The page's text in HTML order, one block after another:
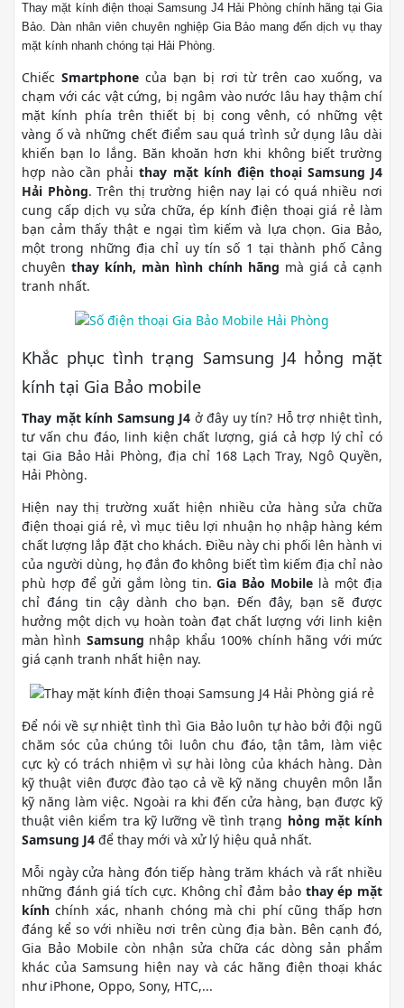
Thay mặt kính điện thoại Samsung J4 Hải Phòng chính hãng tại Gia
Bảo. Dàn nhân viên chuyên nghiệp Gia Bảo mang đến dịch vụ thay
mặt kính nhanh chóng tại Hải Phòng.
Chiếc Smartphonecủa bạn bị rơi từ trên cao xuống, va
chạm với các vật cứng, bị ngâm vào nước lâu hay thậm chí
mặt kính phía trên thiết bị bị cong vênh, có những vệt
vàng ố và những chết điểm sau quá trình sử dụng lâu dài
khiến bạn lo lắng. Băn khoăn hơn khi không biết trường
hợp nào cần phảithay mặt kính điện thoại Samsung J4
Hải Phòng. Trên thị trường hiện nay lại có quá nhiều nơi
cung cấp dịch vụ sửa chữa, ép kính điện thoại giá rẻ làm
bạn cảm thấy thật e ngại tìm kiếm và lựa chọn. Gia Bảo,
một trong những địa chỉ uy tín số 1 tại thành phố Cảng
chuyên thay kính, màn hình chính hãng mà giá cả cạnh
tranh nhất.
Khắc phục tình trạng Samsung J4 hỏng mặt
kính tại Gia Bảo mobile
Thay mặt kính Samsung J4 ở đây uy tín? Hỗ trợ nhiệt tình,
tư vấn chu đáo, linh kiện chất lượng, giá cả hợp lý chỉ có
tại Gia Bảo Hải Phòng, địa chỉ 168 Lạch Tray, Ngô Quyền,
Hải Phòng.
Hiện nay thị trường xuất hiện nhiều cửa hàng sửa chữa
điện thoại giá rẻ, vì mục tiêu lợi nhuận họ nhập hàng kém
chất lượng lắp đặt cho khách. Điều này chi phối lên hành vi
của người dùng, họ đắn đo không biết tìm kiếm địa chỉ nào
phù hợp để gửi gắm lòng tin.Gia Bảo Mobile là một địa
chỉ đáng tin cậy dành cho bạn. Đến đây, bạn sẽ được
hưởng một dịch vụ hoàn toàn đạt chất lượng với linh kiện
màn hình Samsung nhập khẩu 100% chính hãng với mức
giá cạnh tranh nhất hiện nay.
Để nói về sự nhiệt tình thì Gia Bảo luôn tự hào bởi đội ngũ
chăm sóc của chúng tôi luôn chu đáo, tận tâm, làm việc
cực kỳ có trách nhiệm vì sự hài lòng của khách hàng. Dàn
kỹ thuật viên được đào tạo cả về kỹ năng chuyên môn lẫn
kỹ năng làm việc. Ngoài ra khi đến cửa hàng, bạn được kỹ
thuật viên kiểm tra kỹ lưỡng về tình trạng hỏng mặt kính
Samsung J4 để thay mới và xử lý hiệu quả nhất.
Mỗi ngày cửa hàng đón tiếp hàng trăm khách và rất nhiều
những đánh giá tích cực. Không chỉ đảm bảo thay ép mặt
kínhchính xác, nhanh chóng mà chi phí cũng thấp hơn
đáng kể so với nhiều nơi trên cùng địa bàn. Bên cạnh đó,
Gia Bảo Mobile còn nhận sửa chữa các dòng sản phẩm
khác của Samsung hiện nay và các hãng điện thoại khác
như iPhone, Oppo, Sony, HTC,...